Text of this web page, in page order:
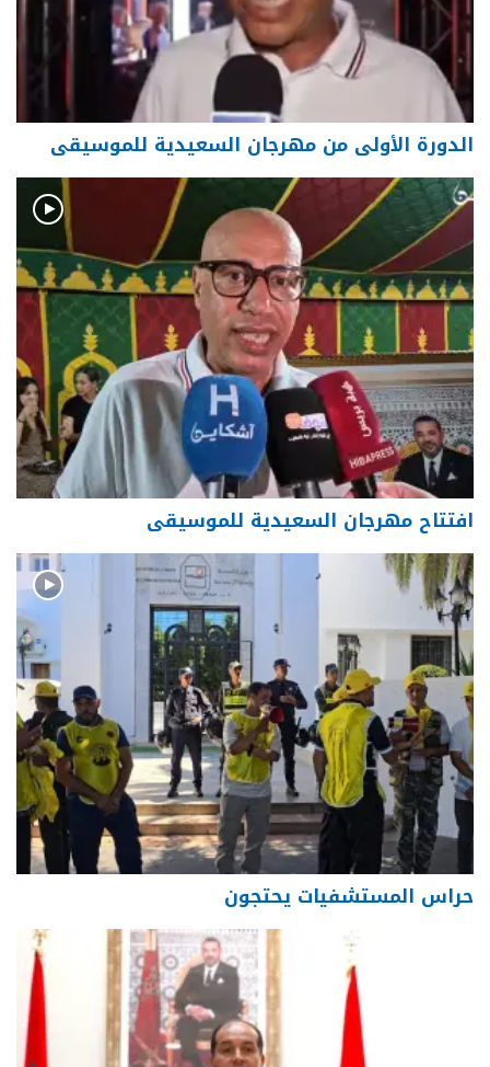
الدورة الأولى من مهرجان السعيدية للموسيقى
افتتاح مهرجان السعيدية للموسيقى
حراس المستشفيات يحتجون